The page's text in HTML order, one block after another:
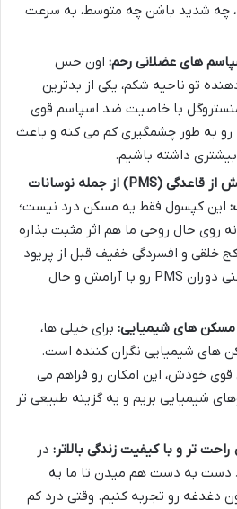
چه شدید باشن چه متوسط، به سرعت
های عضلانی رحم: اون حس
تو ناحیه شکم، یکی از بدترین
با خاصیت ضد اسپاسم قوی
رو به طور چشمگیری کم می کنه و باعث
داشته باشیم.
بهبود علائم سندرم پیش از قاعدگی (PMS) از جمله نوسانات
این کپسول فقط یه مسکن درد نیست؛
روی حال روحی ما هم اثر مثبت بذاره
خلقی و افسردگی خفیف قبل از پریود
رو کاهش بده. این یعنی دوران PMS رو با آرامش و حال
های شیمیایی: برای خیلی ها،
های شیمیایی نگران کننده است.
قوی خودش، این امکان رو فراهم می
شیمیایی بریم و یه گزینه طبیعی تر
تر و با کیفیت زندگی بالاتر: در
دست به دست هم میدن تا ما یه
دغدغه رو تجربه کنیم. وقتی درد کم